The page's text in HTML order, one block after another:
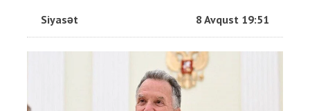
Siyasət 8 Avqust 19:51